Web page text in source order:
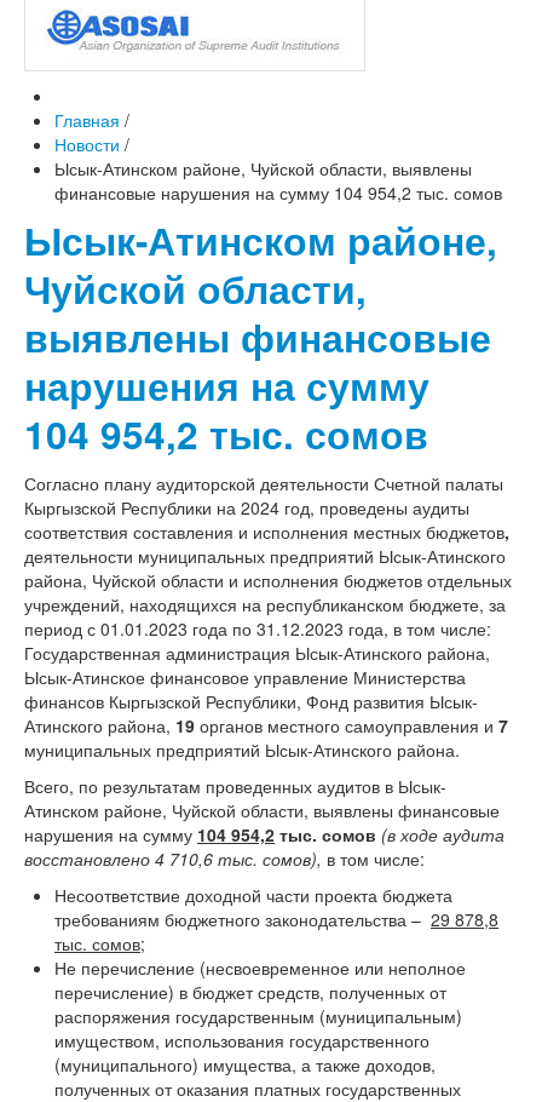
Главная /
Новости /
Ысык-Атинском районе, Чуйской области, выявлены
финансовые нарушения на сумму 104 954,2 тыс. сомов
Ысык-Атинском районе,
Чуйской области,
выявлены финансовые
нарушения на сумму
104 954,2 тыс. сомов
Согласно плану аудиторской деятельности Счетной палаты
Кыргызской Республики на 2024 год, проведены аудиты
соответствия составления и исполнения местных бюджетов,
деятельности муниципальных предприятий Ысык-Атинского
района, Чуйской области и исполнения бюджетов отдельных
учреждений, находящихся на республиканском бюджете, за
период с 01.01.2023 года по 31.12.2023 года, в том числе:
Государственная администрация Ысык-Атинского района,
Ысык-Атинское финансовое управление Министерства
финансов Кыргызской Республики, Фонд развития Ысык-
Атинского района, 19 органов местного самоуправления и 7
муниципальных предприятий Ысык-Атинского района.
Всего, по результатам проведенных аудитов в Ысык-
Атинском районе, Чуйской области, выявлены финансовые
нарушения на сумму 104 954,2 тыс. сомов (в ходе аудита
восстановлено 4 710,6 тыс. сомов), в том числе:
Несоответствие доходной части проекта бюджета
требованиям бюджетного законодательства – 29 878,8
тыс. сомов;
Не перечисление (несвоевременное или неполное
перечисление) в бюджет средств, полученных от
распоряжения государственным (муниципальным)
имуществом, использования государственного
(муниципального) имущества, а также доходов,
полученных от оказания платных государственных